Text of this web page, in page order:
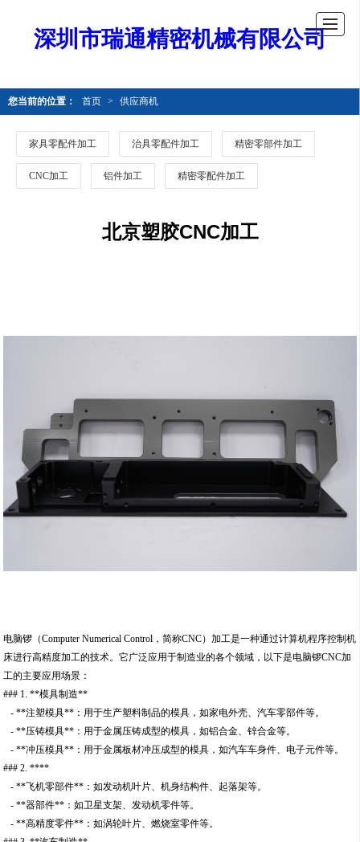
深圳市瑞通精密机械有限公司
您当前的位置： 首页 > 供应商机
家具零配件加工 治具零配件加工 精密零部件加工
CNC加工 铝件加工 精密零配件加工
北京塑胶CNC加工
电脑锣（Computer Numerical Control，简称CNC）加工是一种通过计算机程序控制机
床进行高精度加工的技术。它广泛应用于制造业的各个领域，以下是电脑锣CNC加
工的主要应用场景：
### 1. **模具制造**
- **注塑模具**：用于生产塑料制品的模具，如家电外壳、汽车零部件等。
- **压铸模具**：用于金属压铸成型的模具，如铝合金、锌合金等。
- **冲压模具**：用于金属板材冲压成型的模具，如汽车车身件、电子元件等。
### 2. ****
- **飞机零部件**：如发动机叶片、机身结构件、起落架等。
- **器部件**：如卫星支架、发动机零件等。
- **高精度零件**：如涡轮叶片、燃烧室零件等。